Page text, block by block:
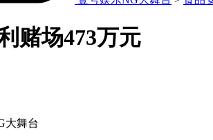
赌场473万元
大舞台